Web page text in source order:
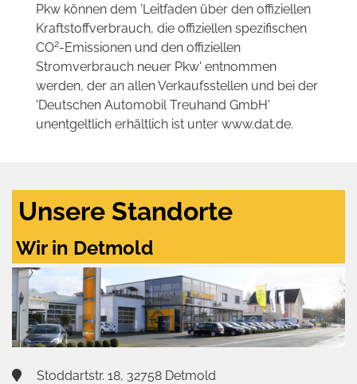
Pkw können dem 'Leitfaden über den offiziellen
Kraftstoffverbrauch, die offiziellen spezifischen
CO2-Emissionen und den offiziellen
Stromverbrauch neuer Pkw' entnommen
werden, der an allen Verkaufsstellen und bei der
'Deutschen Automobil Treuhand GmbH'
unentgeltlich erhältlich ist unter www.dat.de.
Unsere Standorte
Wir in Detmold
Stoddartstr. 18, 32758 Detmold